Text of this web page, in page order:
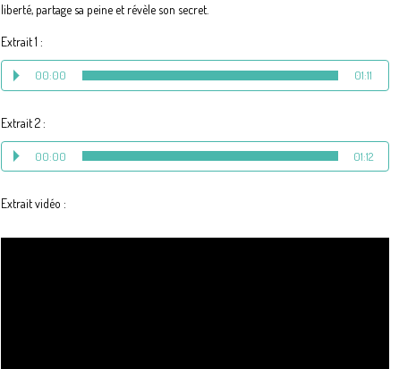
liberté, partage sa peine et révèle son secret.
Extrait 1 :
00:00 01:11
Extrait 2 :
00:00 01:12
Extrait vidéo :